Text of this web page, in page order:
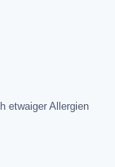
etwaiger Allergien